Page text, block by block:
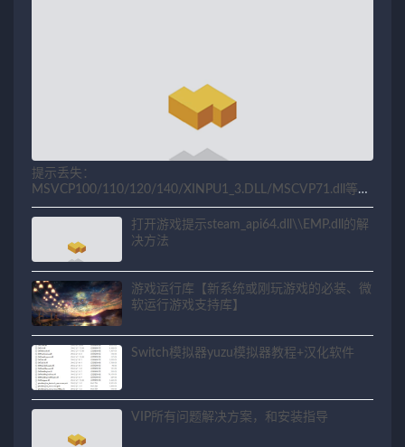
提示丢失：
MSVCP100/110/120/140/XINPU1_3.DLL/MSCVP71.dll等相
关问题解决方法
打开游戏提示steam_api64.dll\\EMP.dll的解
决方法
游戏运行库【新系统或刚玩游戏的必装、微
软运行游戏支持库】
Switch模拟器yuzu模拟器教程+汉化软件
VIP所有问题解决方案，和安装指导